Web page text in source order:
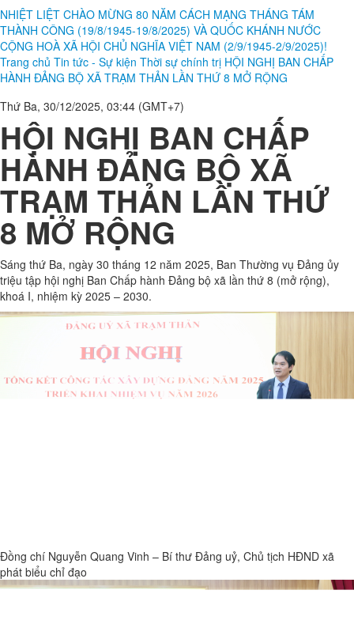
NHIỆT LIỆT CHÀO MỪNG 80 NĂM CÁCH MẠNG THÁNG TÁM
THÀNH CÔNG (19/8/1945-19/8/2025) VÀ QUỐC KHÁNH NƯỚC
CỘNG HOÀ XÃ HỘI CHỦ NGHĨA VIỆT NAM (2/9/1945-2/9/2025)!
Trang chủ Tin tức - Sự kiện Thời sự chính trị HỘI NGHỊ BAN CHẤP
HÀNH ĐẢNG BỘ XÃ TRẠM THẢN LẦN THỨ 8 MỞ RỘNG
Thứ Ba, 30/12/2025, 03:44 (GMT+7)
HỘI NGHỊ BAN CHẤP
HÀNH ĐẢNG BỘ XÃ
TRẠM THẢN LẦN THỨ
8 MỞ RỘNG
Sáng thứ Ba, ngày 30 tháng 12 năm 2025, Ban Thường vụ Đảng ủy
triệu tập hội nghị Ban Chấp hành Đảng bộ xã lần thứ 8 (mở rộng),
khoá I, nhiệm kỳ 2025 – 2030.
Đồng chí Nguyễn Quang Vinh – Bí thư Đảng uỷ, Chủ tịch HĐND xã
phát biểu chỉ đạo